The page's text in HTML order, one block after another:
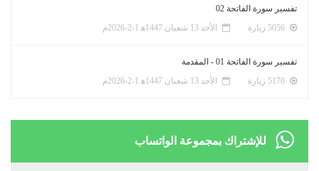
تفسير سورة الفاتحة 02
الأحد 13 شعبان 1447ﻫ 1-2-2026م
تفسير سورة الفاتحة 01 - المقدمة
الأحد 13 شعبان 1447ﻫ 1-2-2026م
للإشتراك بمجموعة الواتساب